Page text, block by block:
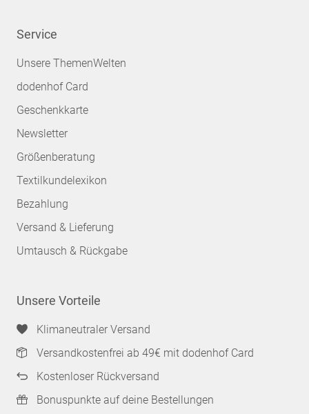
Service
Unsere ThemenWelten
dodenhof Card
Geschenkkarte
Newsletter
Größenberatung
Textilkundelexikon
Bezahlung
Versand & Lieferung
Umtausch & Rückgabe
Unsere Vorteile
Klimaneutraler Versand
Versandkostenfrei ab 49€ mit dodenhof Card
Kostenloser Rückversand
Bonuspunkte auf deine Bestellungen